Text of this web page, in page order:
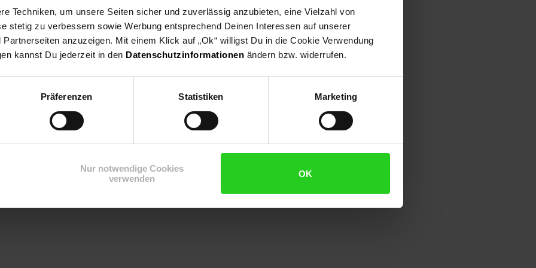
Techniken, um unsere Seiten sicher und zuverlässig anzubieten, eine Vielzahl von
stetig zu verbessern sowie Werbung entsprechend Deinen Interessen auf unserer
anzuzeigen. Mit einem Klick auf „Ok“ willigst Du in die Cookie Verwendung
kannst Du jederzeit in den Datenschutzinformationen ändern bzw. widerrufen.
Präferenzen Statistiken Marketing
Nur notwendige Cookies
verwenden
OK
Naturgarten, Unterpflanzung, Wildgarten